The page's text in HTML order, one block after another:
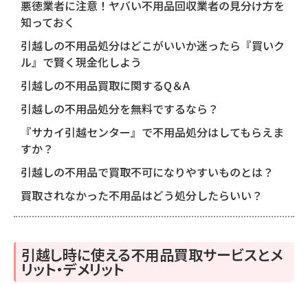
悪徳業者に注意！ヤバい不用品回収業者の見分け方を
知っておく
引越しの不用品処分はどこがいいか迷ったら『買いク
ル』で賢く現金化しよう
引越しの不用品買取に関するQ＆A
引越しの不用品処分を無料でするなら？
『サカイ引越センター』で不用品処分はしてもらえま
すか？
引越しの不用品で買取不可になりやすいものとは？
買取されなかった不用品はどう処分したらいい？
引越し時に使える不用品買取サービスとメ
リット・デメリット